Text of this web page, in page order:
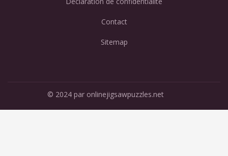
Contact
Sitemap
© 2024 par onlinejigsawpuzzles.net